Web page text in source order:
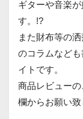
ギターや音楽
す。!?
また財布等の
のコラムなど
イトです。
商品レビュー
欄からお願い致